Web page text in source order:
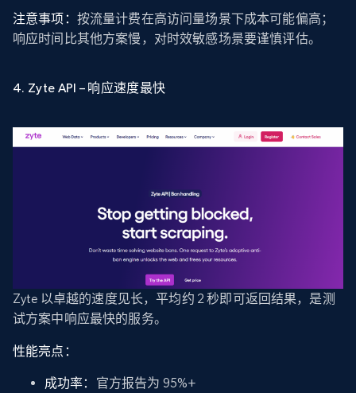
注意事项： 按流量计费在高访问量场景下成本可能偏高；
响应时间比其他方案慢，对时效敏感场景要谨慎评估。
4. Zyte API – 响应速度最快
Zyte 以卓越的速度见长，平均约 2 秒即可返回结果，是测
试方案中响应最快的服务。
性能亮点：
成功率： 官方报告为 95%+